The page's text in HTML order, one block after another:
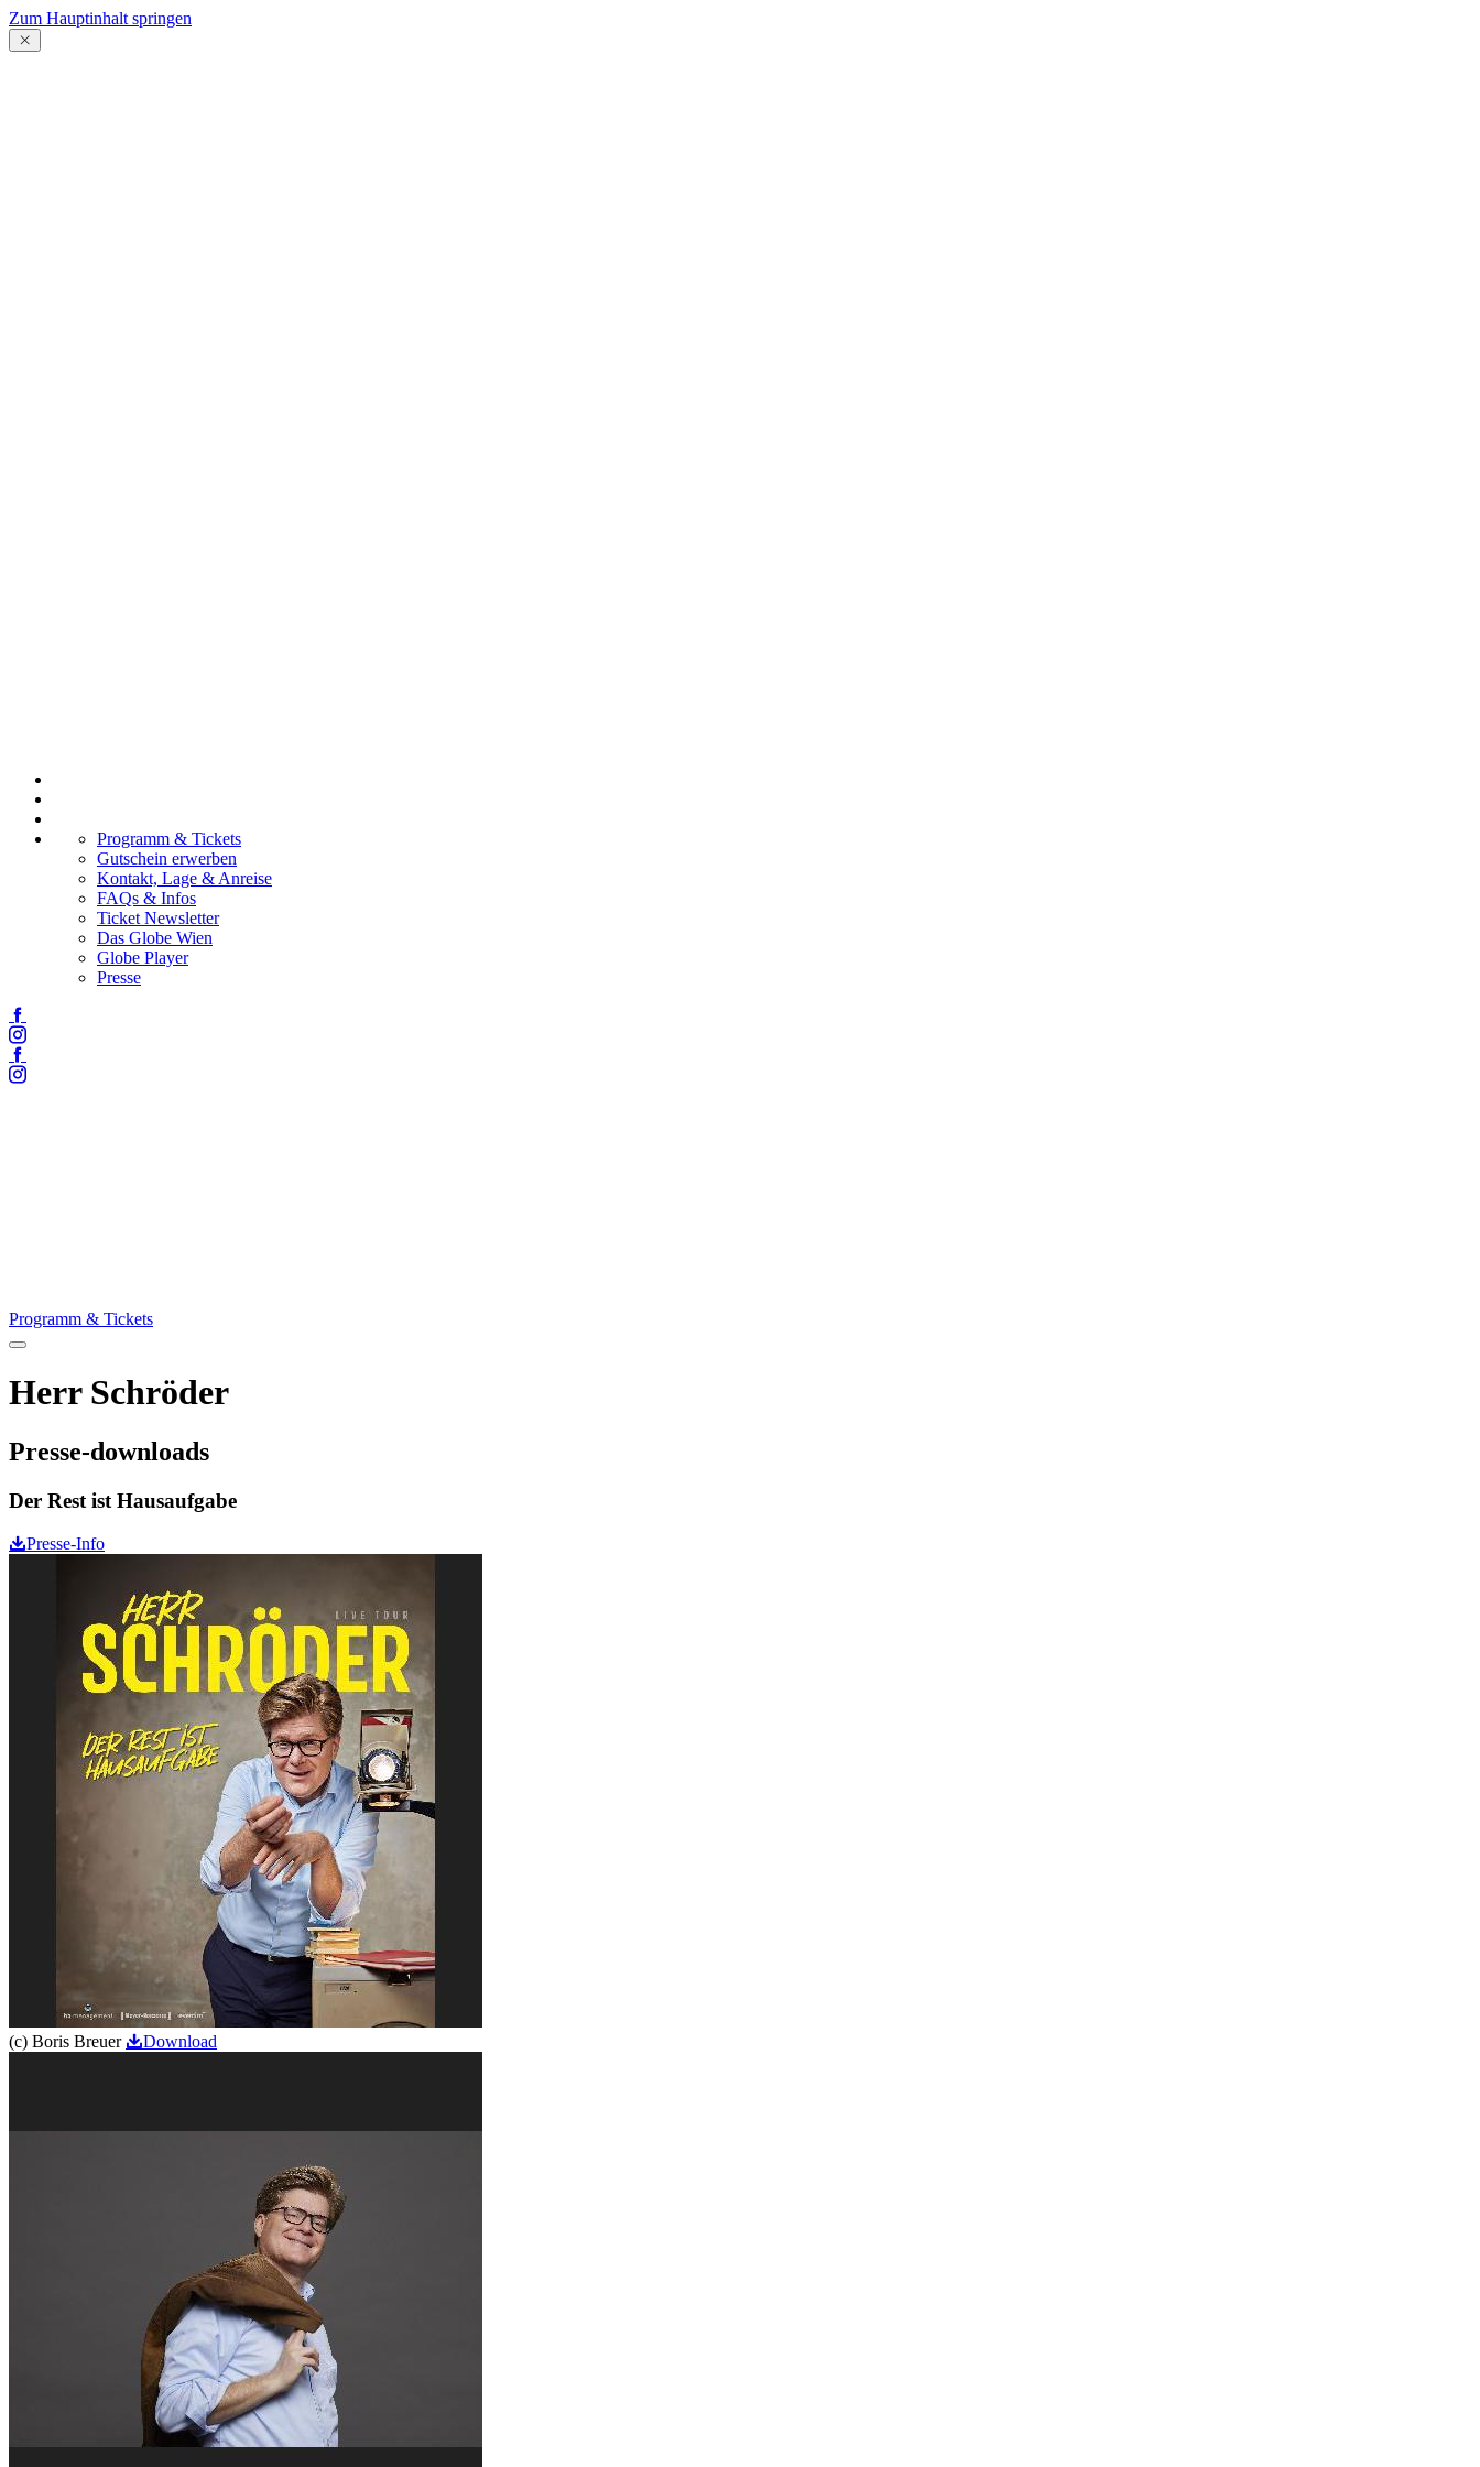
Zum Hauptinhalt springen
Menü
schließen
Programm & Tickets
Gutschein erwerben
Kontakt, Lage & Anreise
FAQs & Infos
Ticket Newsletter
Das Globe Wien
Globe Player
Presse
Facebook
Instagram
Facebook
Instagram
Programm & Tickets
Menü
Herr Schröder
Presse-downloads
Der Rest ist Hausaufgabe
Presse-Info
(c) Boris Breuer Download